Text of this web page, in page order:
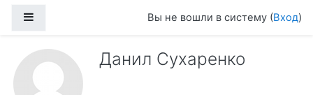
Вы не вошли в систему (Вход)
Данил Сухаренко